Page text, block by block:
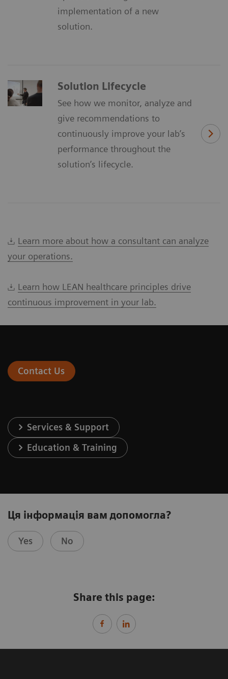
implementation of a new
solution.
Solution Lifecycle
See how we monitor, analyze and
give recommendations to
continuously improve your lab’s
performance throughout the
solution’s lifecycle.
Learn more about how a consultant can analyze
your operations.
Learn how LEAN healthcare principles drive
continuous improvement in your lab.
Contact Us
Services & Support
Education & Training
Ця інформація вам допомогла?
Yes No
Share this page: